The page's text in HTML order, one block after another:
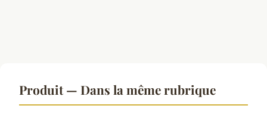
Produit — Dans la même rubrique